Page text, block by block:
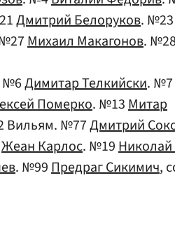
Дмитрий Белоруков. №23
Михаил Макагонов. №28
№6Димитар Телкийски. №7
Померко. №13Митар
Вильям. №77Дмитрий
Жеан Карлос. №19
. №99Предраг Сикимич,